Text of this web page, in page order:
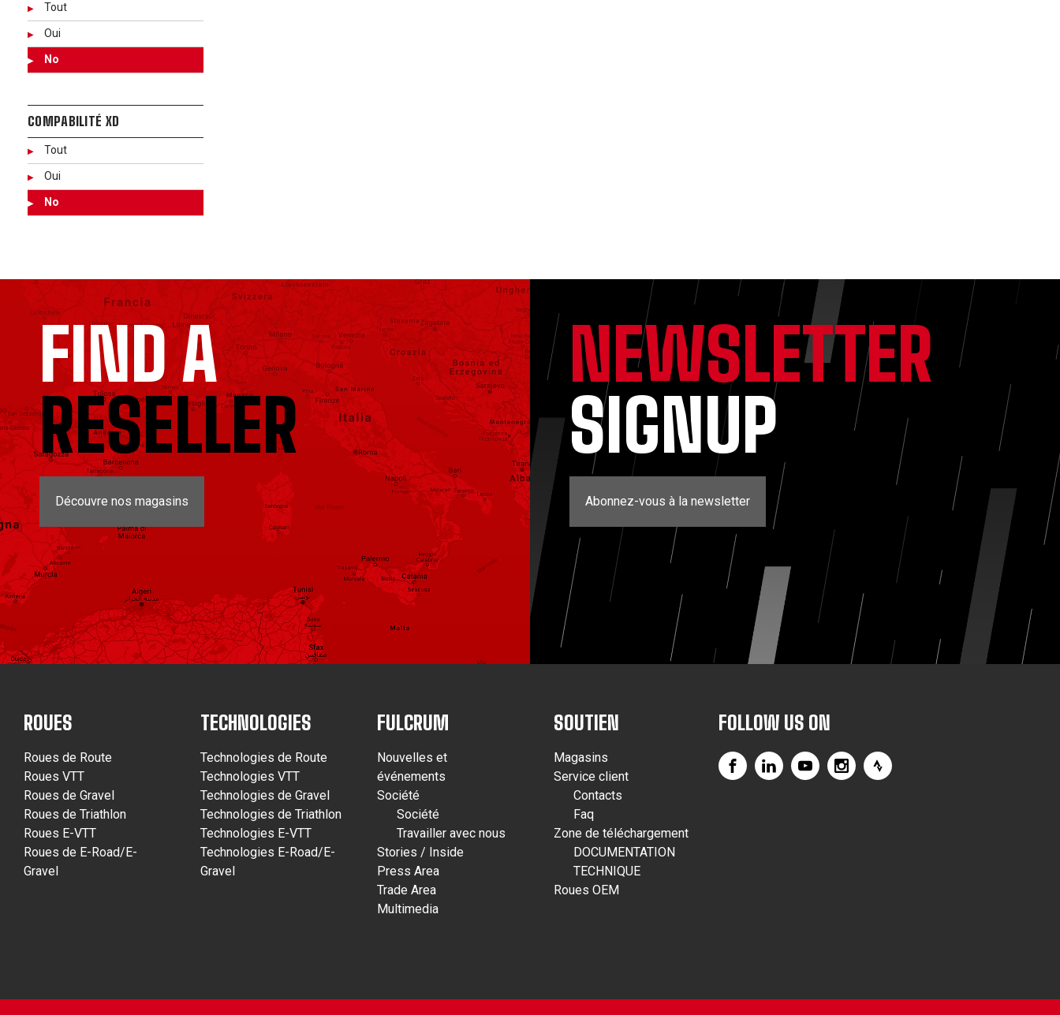
Tout
Oui
No
COMPABILITÉ XD
Tout
Oui
No
FIND A
RESELLER
Découvre nos magasins
NEWSLETTER
SIGNUP
Abonnez-vous à la newsletter
ROUES
Roues de Route
Roues VTT
Roues de Gravel
Roues de Triathlon
Roues E-VTT
Roues de E-Road/E-
Gravel
TECHNOLOGIES
Technologies de Route
Technologies VTT
Technologies de Gravel
Technologies de Triathlon
Technologies E-VTT
Technologies E-Road/E-
Gravel
FULCRUM
Nouvelles et
événements
Société
Société
Travailler avec nous
Stories / Inside
Press Area
Trade Area
Multimedia
SOUTIEN
Magasins
Service client
Contacts
Faq
Zone de téléchargement
DOCUMENTATION
TECHNIQUE
Roues OEM
FOLLOW US ON